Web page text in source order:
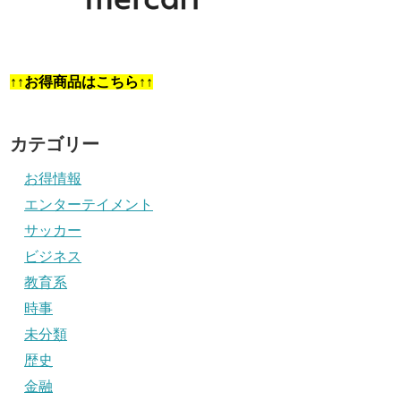
↑↑お得商品はこちら↑↑
カテゴリー
お得情報
エンターテイメント
サッカー
ビジネス
教育系
時事
未分類
歴史
金融